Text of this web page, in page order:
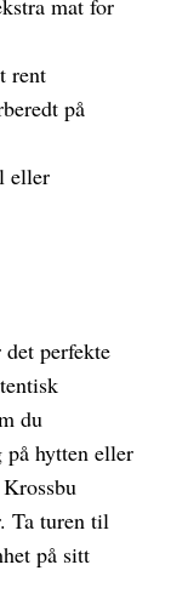
mat for
rent
på
eller
perfekte
du
på hytten eller
Ta turen til
på sitt